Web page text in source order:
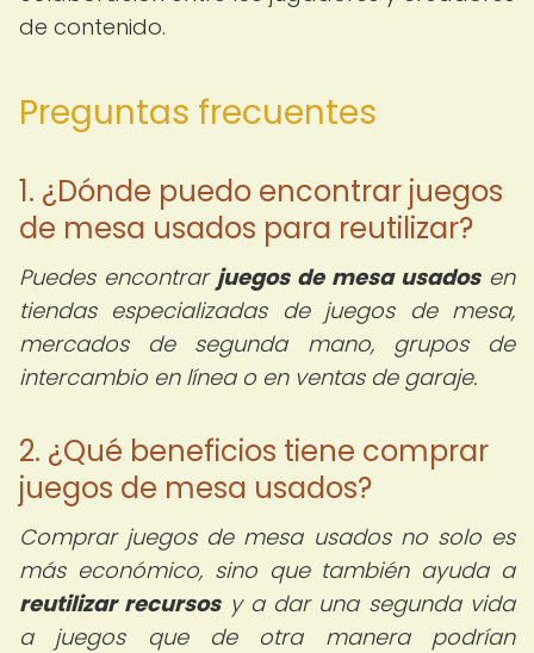
de contenido.
Preguntas frecuentes
1. ¿Dónde puedo encontrar juegos
de mesa usados para reutilizar?
Puedes encontrar juegos de mesa usadosen
tiendas especializadas de juegos de mesa,
mercados de segunda mano, grupos de
intercambio en línea o en ventas de garaje.
2. ¿Qué beneficios tiene comprar
juegos de mesa usados?
Comprar juegos de mesa usados no solo es
más económico, sino que también ayuda a
reutilizar recursosy a dar una segunda vida
a juegos que de otra manera podrían